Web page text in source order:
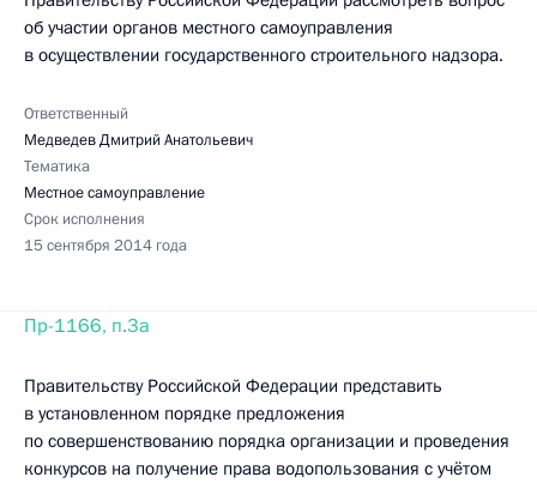
об участии органов местного самоуправления
в осуществлении государственного строительного надзора.
Ответственный
Медведев Дмитрий Анатольевич
Тематика
Местное самоуправление
Срок исполнения
15 сентября 2014 года
Пр-1166, п.3а
Правительству Российской Федерации представить
в установленном порядке предложения
по совершенствованию порядка организации и проведения
конкурсов на получение права водопользования с учётом